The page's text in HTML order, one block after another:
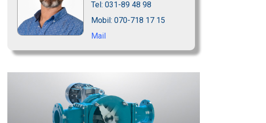
Tel: 031-89 48 98
Mobil: 070-718 17 15
Mail